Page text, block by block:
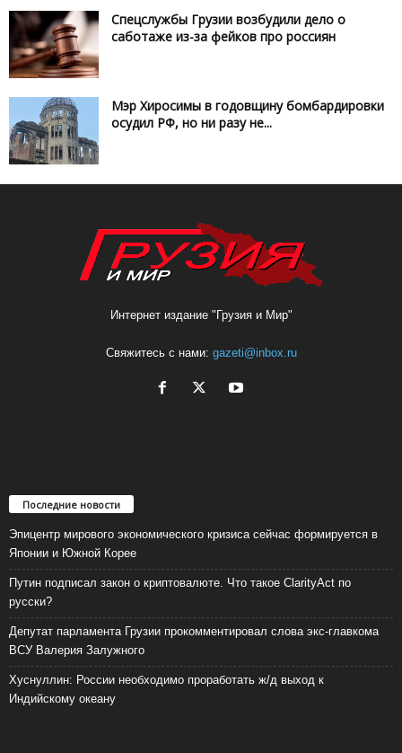
Спецслужбы Грузии возбудили дело о
саботаже из-за фейков про россиян
Мэр Хиросимы в годовщину бомбардировки
осудил РФ, но ни разу не...
Интернет издание "Грузия и Мир"
Свяжитесь с нами: gazeti@inbox.ru
Последние новости
Эпицентр мирового экономического кризиса сейчас формируется в
Японии и Южной Корее
Путин подписал закон о криптовалюте. Что такое ClarityAct по
русски?
Депутат парламента Грузии прокомментировал слова экс-главкома
ВСУ Валерия Залужного
Хуснуллин: России необходимо проработать ж/д выход к
Индийскому океану